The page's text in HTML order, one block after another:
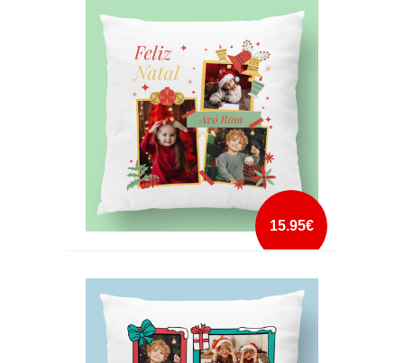
mais info
add à lista
15.95€
mais info
add à lista